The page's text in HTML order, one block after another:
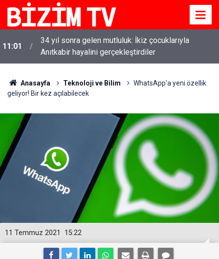
11:01
34 yıl sonra gelen mutluluk: İkiz çocuklarıyla
Anıtkabir hayalini gerçekleştirdiler
Anasayfa Teknoloji ve Bilim
WhatsApp'a yeni özellik
geliyor! Bir kez açılabilecek
15:22
11 Temmuz 2021